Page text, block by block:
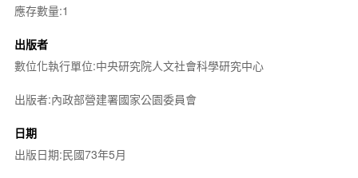
應存數量:1
出版者
數位化執行單位:中央研究院人文社會科學研究中心
出版者:內政部營建署國家公園委員會
日期
出版日期:民國73年5月